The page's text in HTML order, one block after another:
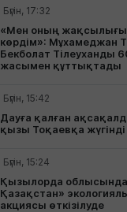
Бүгін, 17:32
«Мен оның
көрдім»: Мұхамеджан
Бекболат Тілеуханды
жасымен құттықтады
Бүгін, 15:42
Дауға қалған
қызы Тоқаевқа жүгінді
Бүгін, 15:24
Қызылорда облысында
Қазақстан»
акциясы өткізілуде